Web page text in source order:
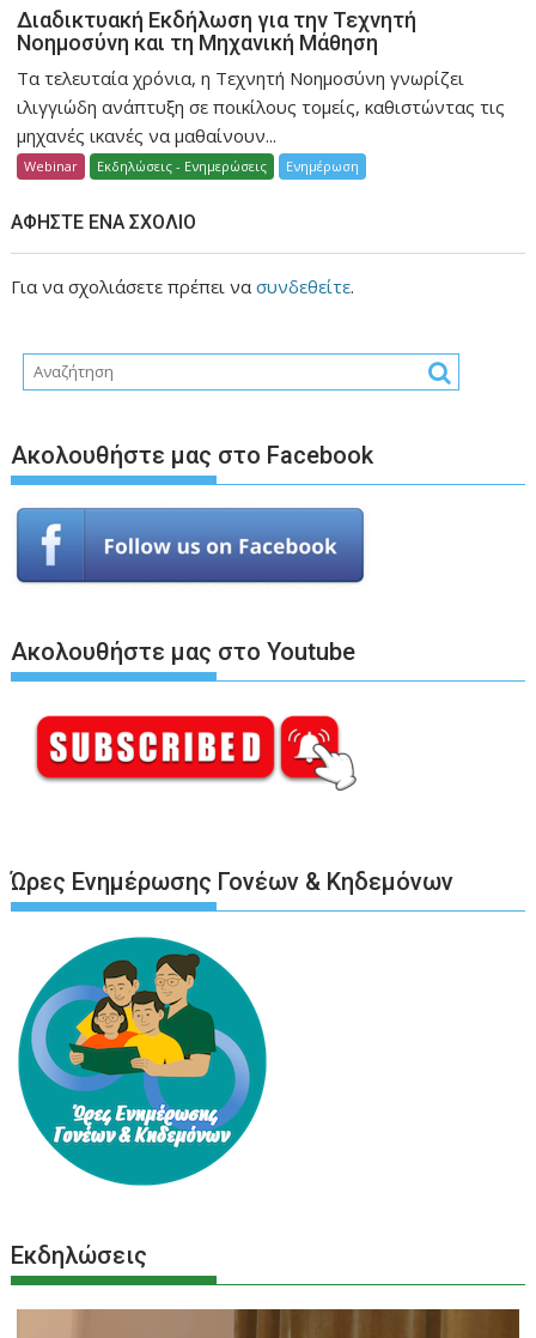
Διαδικτυακή Εκδήλωση για την Τεχνητή
Νοημοσύνη και τη Μηχανική Μάθηση
Τα τελευταία χρόνια, η Τεχνητή Νοημοσύνη γνωρίζει
ιλιγγιώδη ανάπτυξη σε ποικίλους τομείς, καθιστώντας τις
μηχανές ικανές να μαθαίνουν...
Webinar Εκδηλώσεις - Ενημερώσεις Ενημέρωση
ΑΦΉΣΤΕ ΈΝΑ ΣΧΌΛΙΟ
Για να σχολιάσετε πρέπει νασυνδεθείτε.
Ακολουθήστε μας στο Facebook
Ακολουθήστε μας στο Youtube
Ώρες Ενημέρωσης Γονέων & Κηδεμόνων
Εκδηλώσεις